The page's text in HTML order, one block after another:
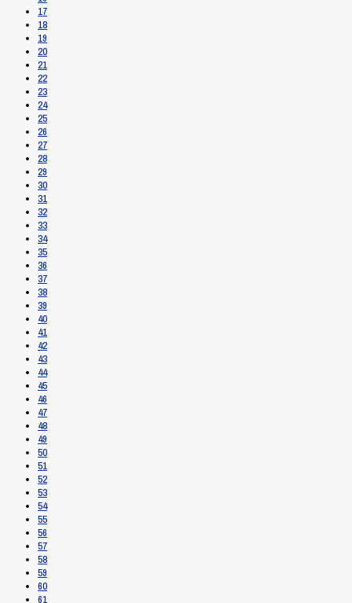
17
18
19
20
21
22
23
24
25
26
27
28
29
30
31
32
33
34
35
36
37
38
39
40
41
42
43
44
45
46
47
48
49
50
51
52
53
54
55
56
57
58
59
60
61